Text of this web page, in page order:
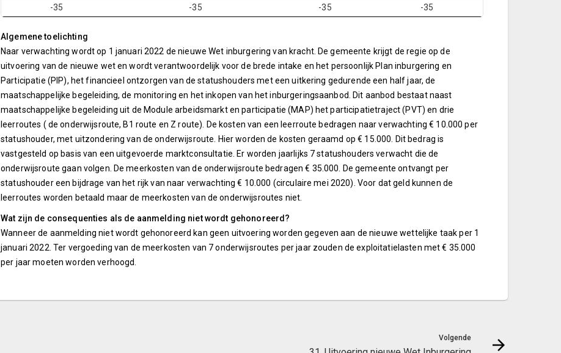
-35
-35 -35 -35
Algemene toelichting
Naar verwachting wordt op 1 januari 2022 de nieuwe Wet inburgering van kracht. De gemeente krijgt de regie op de
uitvoering van de nieuwe wet en wordt verantwoordelijk voor de brede intake en het persoonlijk Plan inburgering en
Participatie (PIP), het financieel ontzorgen van de statushouders met een uitkering gedurende een half jaar, de
maatschappelijke begeleiding, de monitoring en het inkopen van het inburgeringsaanbod. Dit aanbod bestaat naast
maatschappelijke begeleiding uit de Module arbeidsmarkt en participatie (MAP) het participatietraject (PVT) en drie
leerroutes ( de onderwijsroute, B1 route en Z route). De kosten van een leerroute bedragen naar verwachting € 10.000 per
statushouder, met uitzondering van de onderwijsroute. Hier worden de kosten geraamd op € 15.000. Dit bedrag is
vastgesteld op basis van een uitgevoerde marktconsultatie. Er worden jaarlijks 7 statushouders verwacht die de
onderwijsroute gaan volgen. De meerkosten van de onderwijsroute bedragen € 35.000. De gemeente ontvangt per
statushouder een bijdrage van het rijk van naar verwachting € 10.000 (circulaire mei 2020). Voor dat geld kunnen de
leerroutes worden betaald maar de meerkosten van de onderwijsroutes niet.
Wat zijn de consequenties als de aanmelding niet wordt gehonoreerd?
Wanneer de aanmelding niet wordt gehonoreerd kan geen uitvoering worden gegeven aan de nieuwe wettelijke taak per 1
januari 2022. Ter vergoeding van de meerkosten van 7 onderwijsroutes per jaar zouden de exploitatielasten met € 35.000
per jaar moeten worden verhoogd.
Volgende